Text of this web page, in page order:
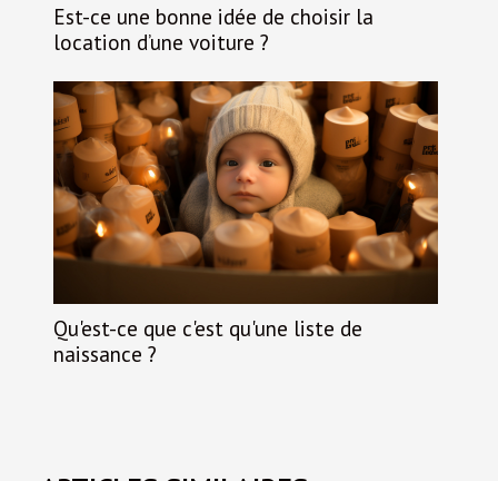
Est-ce une bonne idée de choisir la
location d’une voiture ?
Qu'est-ce que c'est qu'une liste de
naissance ?